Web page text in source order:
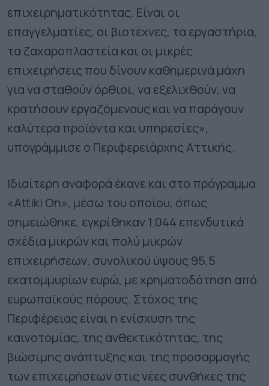
επιχειρηματικότητας. Είναι οι
επαγγελματίες, οι βιοτέχνες, τα εργαστήρια,
τα ζαχαροπλαστεία και οι μικρές
επιχειρήσεις που δίνουν καθημερινά μάχη
για να σταθούν όρθιοι, να εξελιχθούν, να
κρατήσουν εργαζόμενους και να παράγουν
καλύτερα προϊόντα και υπηρεσίες»,
υπογράμμισε ο Περιφερειάρχης Αττικής.
Ιδιαίτερη αναφορά έκανε και στο πρόγραμμα
«Attiki On», μέσω του οποίου, όπως
σημειώθηκε, εγκρίθηκαν 1.044 επενδυτικά
σχέδια μικρών και πολύ μικρών
επιχειρήσεων, συνολικού ύψους 95,5
εκατομμυρίων ευρώ, με χρηματοδότηση από
ευρωπαϊκούς πόρους. Στόχος της
Περιφέρειας είναι η ενίσχυση της
καινοτομίας, της ανθεκτικότητας, της
βιώσιμης ανάπτυξης και της προσαρμογής
των επιχειρήσεων στις νέες συνθήκες της